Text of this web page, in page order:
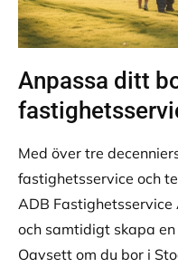
Anpassa ditt
Med över tre
fastighetsservice och
ADB
och samtidigt skapa
Oavsett om du bor i